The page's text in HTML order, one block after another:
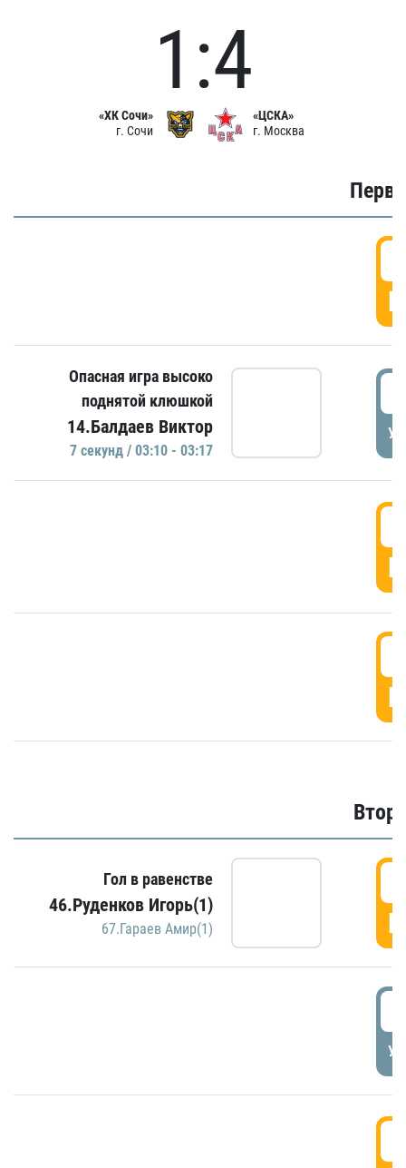
«ХК Сочи»
г. Сочи
1:4
«ЦСКА»
г. Москва
Опасная игра высоко
поднятой клюшкой
14.Балдаев Виктор
7 секунд / 03:10 - 03:17
Гол в равенстве
46.Руденков Игорь(1)
67.Гараев Амир(1)